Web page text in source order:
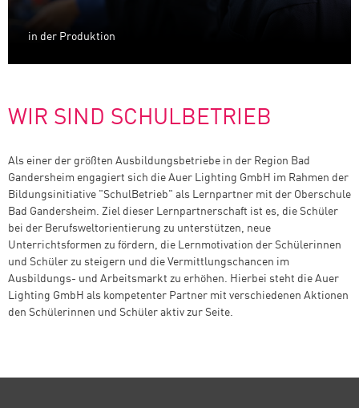
in der Produktion
WIR SIND SCHULBETRIEB
Als einer der größten Ausbildungsbetriebe in der Region Bad
Gandersheim engagiert sich die Auer Lighting GmbH im Rahmen der
Bildungsinitiative "SchulBetrieb" als Lernpartner mit der Oberschule
Bad Gandersheim. Ziel dieser Lernpartnerschaft ist es, die Schüler
bei der Berufsweltorientierung zu unterstützen, neue
Unterrichtsformen zu fördern, die Lernmotivation der Schülerinnen
und Schüler zu steigern und die Vermittlungschancen im
Ausbildungs- und Arbeitsmarkt zu erhöhen. Hierbei steht die Auer
Lighting GmbH als kompetenter Partner mit verschiedenen Aktionen
den Schülerinnen und Schüler aktiv zur Seite.